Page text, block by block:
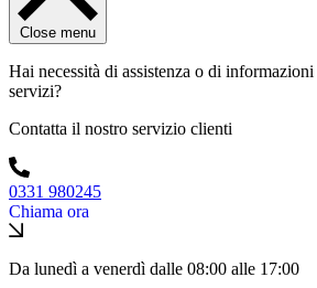
Close menu
Hai necessità di assistenza o di
servizi?
Contatta il nostro servizio clienti
0331 980245
Chiama ora
Da lunedì a venerdì dalle 08:00 alle 17:00